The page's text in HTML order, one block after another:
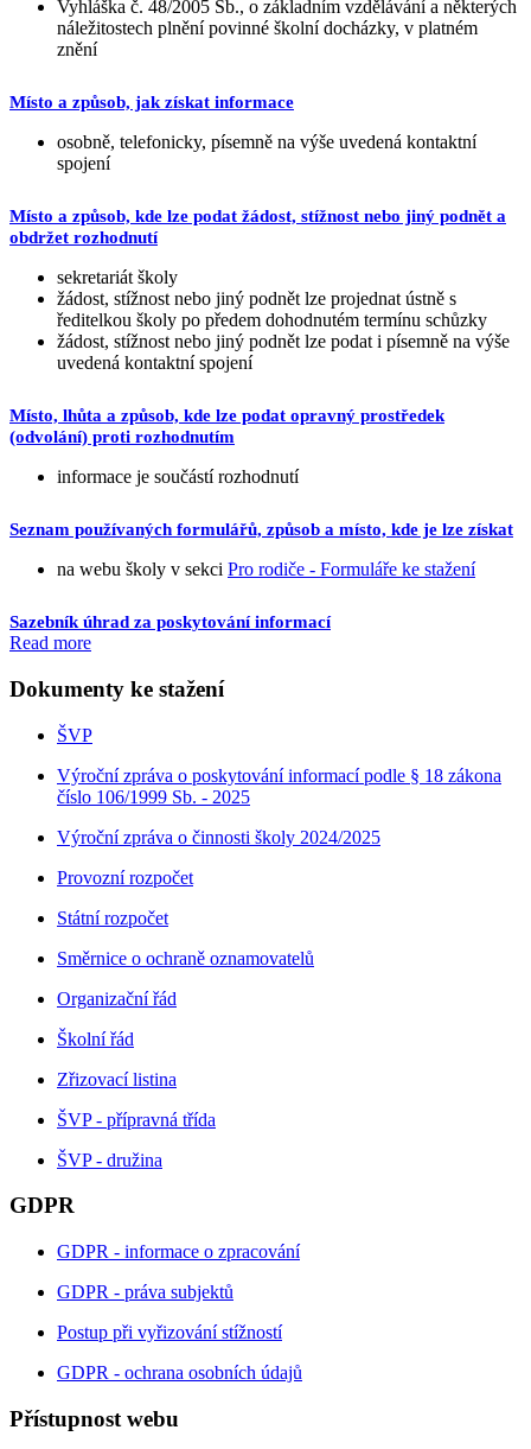
Vyhláška č. 48/2005 Sb., o základním vzdělávání a některých
náležitostech plnění povinné školní docházky, v platném
znění
Místo a způsob, jak získat informace
osobně, telefonicky, písemně na výše uvedená kontaktní
spojení
Místo a způsob, kde lze podat žádost, stížnost nebo jiný podnět a
obdržet rozhodnutí
sekretariát školy
žádost, stížnost nebo jiný podnět lze projednat ústně s
ředitelkou školy po předem dohodnutém termínu schůzky
žádost, stížnost nebo jiný podnět lze podat i písemně na výše
uvedená kontaktní spojení
Místo, lhůta a způsob, kde lze podat opravný prostředek
(odvolání) proti rozhodnutím
informace je součástí rozhodnutí
Seznam používaných formulářů, způsob a místo, kde je lze získat
na webu školy v sekci Pro rodiče - Formuláře ke stažení
Sazebník úhrad za poskytování informací
Read more
Dokumenty ke stažení
ŠVP
Výroční zpráva o poskytování informací podle § 18 zákona
číslo 106/1999 Sb. - 2025
Výroční zpráva o činnosti školy 2024/2025
Provozní rozpočet
Státní rozpočet
Směrnice o ochraně oznamovatelů
Organizační řád
Školní řád
Zřizovací listina
ŠVP - přípravná třída
ŠVP - družina
GDPR
GDPR - informace o zpracování
GDPR - práva subjektů
Postup při vyřizování stížností
GDPR - ochrana osobních údajů
Přístupnost webu